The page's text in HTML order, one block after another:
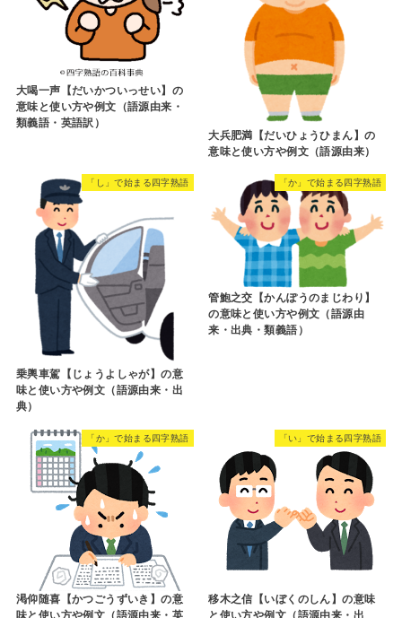
大喝一声【だいかついっせい】の
意味と使い方や例文（語源由来・
類義語・英語訳）
大兵肥満【だいひょうひまん】の
意味と使い方や例文（語源由来）
「し」で始まる四字熟語
乗輿車駕【じょうよしゃが】の意
味と使い方や例文（語源由来・出
典）
「か」で始まる四字熟語
管鮑之交【かんぽうのまじわり】
の意味と使い方や例文（語源由
来・出典・類義語）
「か」で始まる四字熟語
渇仰随喜【かつごうずいき】の意
味と使い方や例文（語源由来・英
「い」で始まる四字熟語
移木之信【いぼくのしん】の意味
と使い方や例文（語源由来・出